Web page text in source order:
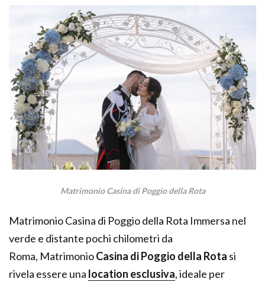
Matrimonio Casina di Poggio della Rota
Matrimonio Casina di Poggio della Rota Immersa nel
verde e distante pochi chilometri da
Roma, MatrimonioCasina di Poggio della Rota si
rivela essere una location esclusiva, ideale per